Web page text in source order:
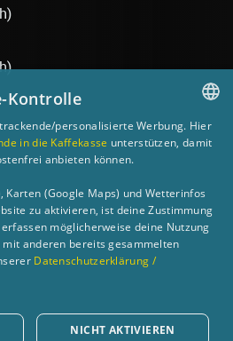
GERMAN
Kontrolle
personalisierte Werbung. Hier
in die Kaffekasse unterstützen, damit
anbieten können.
Karten (Google Maps) und Wetterinfos
zu aktivieren, ist deine Zustimmung
möglicherweise deine Nutzung
anderen bereits gesammelten
Datenschutzerklärung /
NICHT AKTIVIEREN